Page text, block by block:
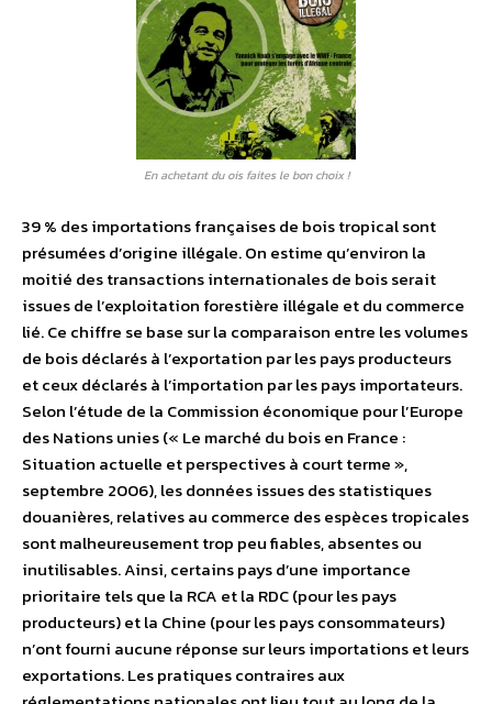
En achetant du ois faites le bon choix !
39 % des importations françaises de bois tropical sont
présumées d’origine illégale. On estime qu’environ la
moitié des transactions internationales de bois serait
issues de l’exploitation forestière illégale et du commerce
lié. Ce chiffre se base sur la comparaison entre les volumes
de bois déclarés à l’exportation par les pays producteurs
et ceux déclarés à l’importation par les pays importateurs.
Selon l’étude de la Commission économique pour l’Europe
des Nations unies (« Le marché du bois en France :
Situation actuelle et perspectives à court terme »,
septembre 2006), les données issues des statistiques
douanières, relatives au commerce des espèces tropicales
sont malheureusement trop peu fiables, absentes ou
inutilisables. Ainsi, certains pays d’une importance
prioritaire tels que la RCA et la RDC (pour les pays
producteurs) et la Chine (pour les pays consommateurs)
n’ont fourni aucune réponse sur leurs importations et leurs
exportations. Les pratiques contraires aux